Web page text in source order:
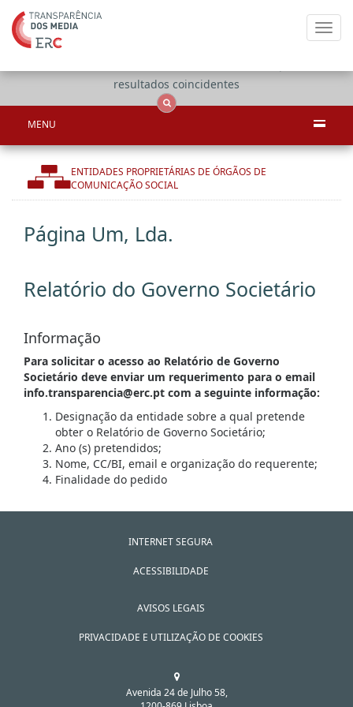
resultados coincidentes
MENU
ENTIDADES PROPRIETÁRIAS DE ÓRGÃOS DE
COMUNICAÇÃO SOCIAL
Página Um, Lda.
Relatório do Governo Societário
Informação
Para solicitar o acesso ao Relatório de Governo
Societário deve enviar um requerimento para o email
info.transparencia@erc.pt com a seguinte informação:
Designação da entidade sobre a qual pretende
obter o Relatório de Governo Societário;
Ano (s) pretendidos;
Nome, CC/BI, email e organização do requerente;
Finalidade do pedido
INTERNET SEGURA
ACESSIBILIDADE
AVISOS LEGAIS
PRIVACIDADE E UTILIZAÇÃO DE COOKIES
Avenida 24 de Julho 58,